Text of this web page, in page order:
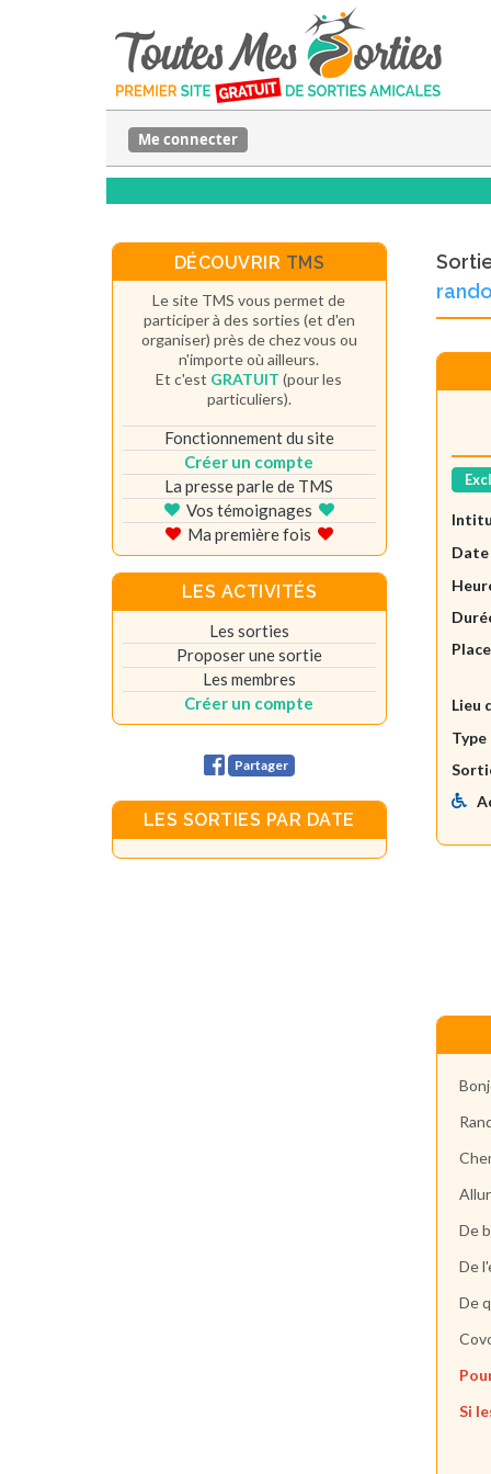
Me connecter
Date
Lieu
De
De
De
Si
DÉCOUVRIR TMS
Le site TMS vous permet de
participer à des sorties (et d'en
organiser) près de chez vous ou
n'importe où ailleurs.
Et c'est GRATUIT (pour les
particuliers).
Fonctionnement du site
Créer un compte
La presse parle de TMS
Vos témoignages
Ma première fois
LES ACTIVITÉS
Les sorties
Proposer une sortie
Les membres
Créer un compte
Partager
LES SORTIES PAR DATE